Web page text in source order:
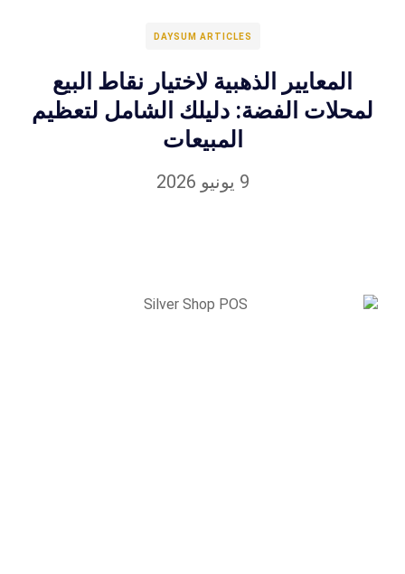
DAYSUM ARTICLES
المعايير الذهبية لاختيار نقاط البيع
لمحلات الفضة: دليلك الشامل لتعظيم
المبيعات
9 يونيو 2026